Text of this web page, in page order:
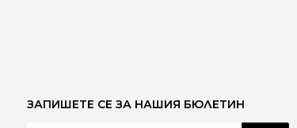
ЗАПИШЕТЕ СЕ ЗА НАШИЯ БЮЛЕТИН